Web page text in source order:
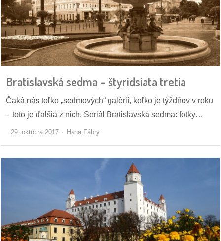
Bratislavská sedma – štyridsiata tretia
Čaká nás toľko „sedmových“ galérií, koľko je týždňov v roku
– toto je ďalšia z nich. Seriál Bratislavská sedma: fotky…
29. októbra 2017 Hana Fábry